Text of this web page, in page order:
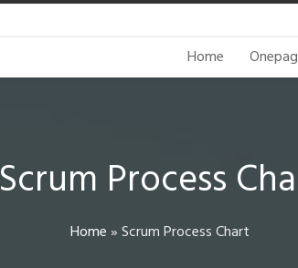
Home
Scrum Process
Home»Scrum Process Chart